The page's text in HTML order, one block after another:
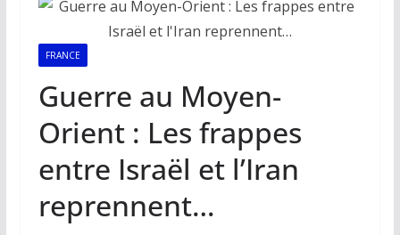
FRANCE
Guerre au Moyen-
Orient : Les frappes
entre Israël et l’Iran
reprennent…